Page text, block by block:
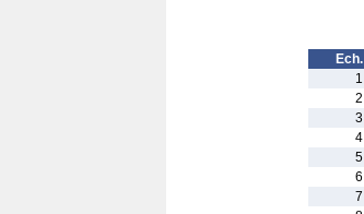
Ech.
1
2
3
4
5
6
7